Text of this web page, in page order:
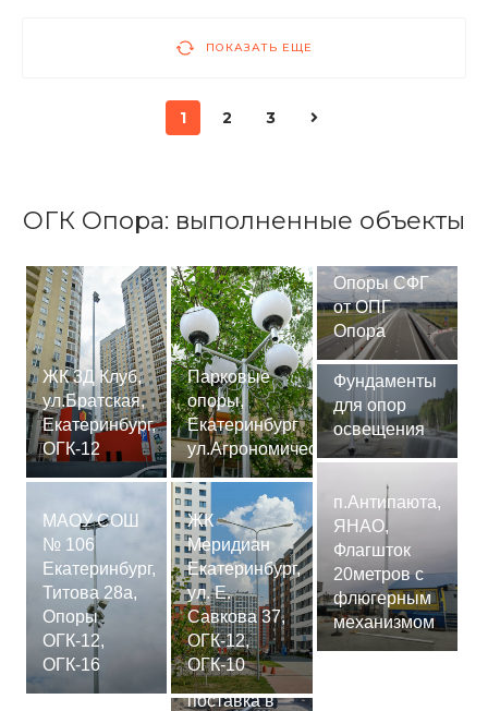
ПОКАЗАТЬ ЕЩЕ
1 2 3
ОГК Опора: выполненные объекты
ЖК 3Д Клуб,
ул.Братская,
Екатеринбург,
ОГК-12
МАОУ СОШ
№ 106
Екатеринбург,
Титова 28а,
Опоры
ОГК-12,
ОГК-16
Парковые
опоры,
Екатеринбург
ул.Агрономическая
ЖК
Меридиан
Екатеринбург,
ул. Е.
Савкова 37,
ОГК-12,
ОГК-10
Сваи
СМ-7,75м,
поставка в
Опоры СФГ
от ОПГ
Опора
Фундаменты
для опор
освещения
п.Антипаюта,
ЯНАО,
Флагшток
20метров с
флюгерным
механизмом